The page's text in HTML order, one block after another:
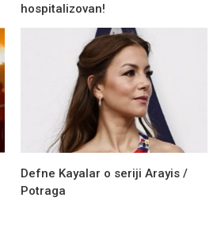
hospitalizovan!
Defne Kayalar o seriji Arayis /
Potraga